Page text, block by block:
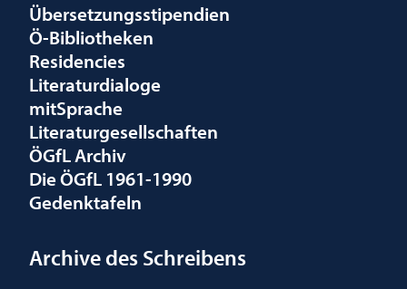
Übersetzungsstipendien
Ö-Bibliotheken
Residencies
Literaturdialoge
mitSprache
Literaturgesellschaften
ÖGfL Archiv
Die ÖGfL 1961-1990
Gedenktafeln
Archive des Schreibens